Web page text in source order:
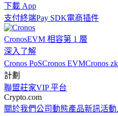
下載 App
支付終端Pay SDK電商插件
CronosEVM 相容第 1 層
深入了解
Cronos PoSCronos EVMCronos
計劃
聯盟莊家VIP 平台
Crypto.com
關於我們公司動態產品新訊活動